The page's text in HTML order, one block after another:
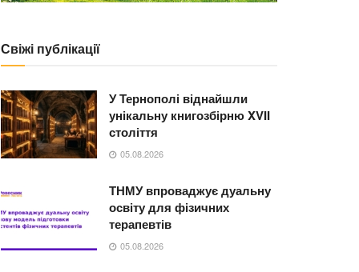
Свіжі публікації
У Тернополі віднайшли
унікальну книгозбірню XVII
століття
05.08.2026
ТНМУ впроваджує дуальну
освіту для фізичних
терапевтів
05.08.2026